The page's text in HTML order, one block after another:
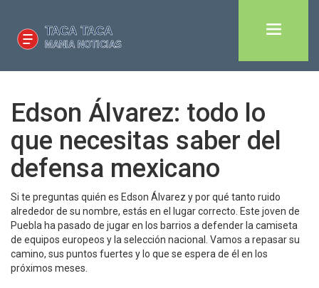
Edson Álvarez: todo lo
que necesitas saber del
defensa mexicano
Si te preguntas quién es Edson Álvarez y por qué tanto ruido
alrededor de su nombre, estás en el lugar correcto. Este joven de
Puebla ha pasado de jugar en los barrios a defender la camiseta
de equipos europeos y la selección nacional. Vamos a repasar su
camino, sus puntos fuertes y lo que se espera de él en los
próximos meses.